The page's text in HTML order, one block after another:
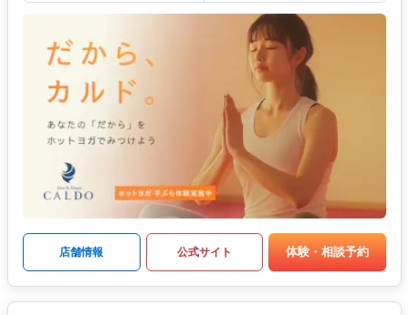
店舗情報 公式サイト 体験・相談予約